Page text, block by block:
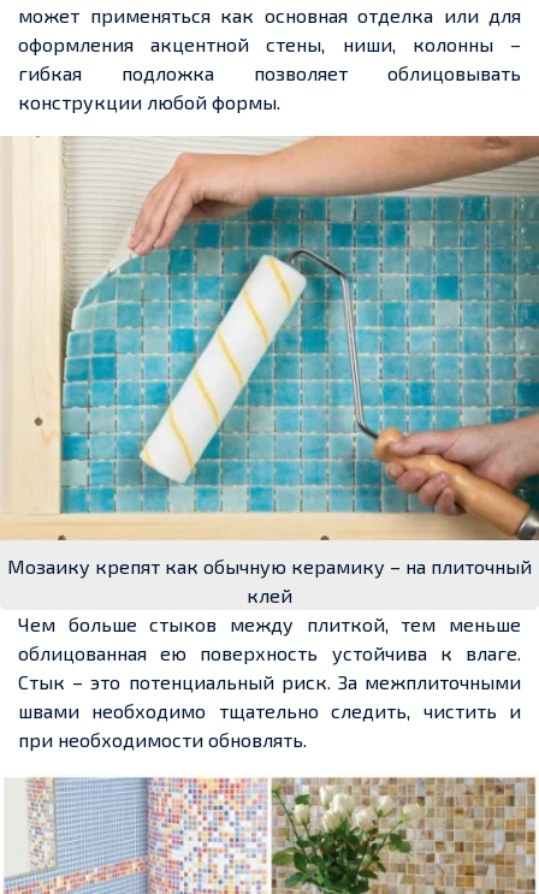
может применяться как основная отделка или для
оформления акцентной стены, ниши, колонны –
гибкая подложка позволяет облицовывать
конструкции любой формы.
Мозаику крепят как обычную керамику – на плиточный
клей
Чем больше стыков между плиткой, тем меньше
облицованная ею поверхность устойчива к влаге.
Стык – это потенциальный риск. За межплиточными
швами необходимо тщательно следить, чистить и
при необходимости обновлять.